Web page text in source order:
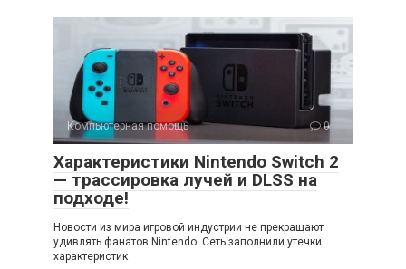
Компьютерная помощь 0
Характеристики Nintendo Switch 2
— трассировка лучей и DLSS на
подходе!
Новости из мира игровой индустрии не прекращают
удивлять фанатов Nintendo. Сеть заполнили утечки
характеристик